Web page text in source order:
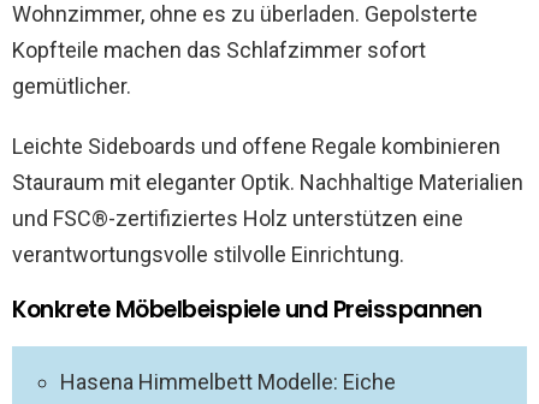
Wohnzimmer, ohne es zu überladen. Gepolsterte
Kopfteile machen das Schlafzimmer sofort
gemütlicher.
Leichte Sideboards und offene Regale kombinieren
Stauraum mit eleganter Optik. Nachhaltige Materialien
und FSC®-zertifiziertes Holz unterstützen eine
verantwortungsvolle stilvolle Einrichtung.
Konkrete Möbelbeispiele und Preisspannen
Hasena Himmelbett Modelle: Eiche